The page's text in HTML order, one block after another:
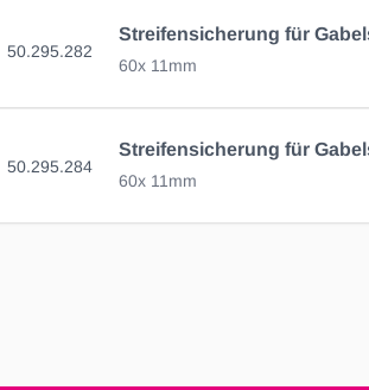
50.295.282
60x 11mm
50.295.284
60x 11mm